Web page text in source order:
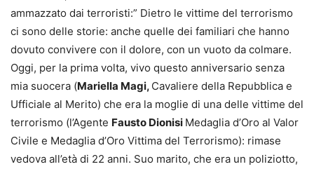
ammazzato dai terroristi:” Dietro le vittime del terrorismo
ci sono delle storie: anche quelle dei familiari che hanno
dovuto convivere con il dolore, con un vuoto da colmare.
Oggi, per la prima volta, vivo questo anniversario senza
mia suocera (Mariella Magi, Cavaliere della Repubblica e
Ufficiale al Merito) che era la moglie di una delle vittime del
terrorismo (l’Agente Fausto Dionisi Medaglia d’Oro al Valor
Civile e Medaglia d’Oro Vittima del Terrorismo): rimase
vedova all’età di 22 anni. Suo marito, che era un poliziotto,